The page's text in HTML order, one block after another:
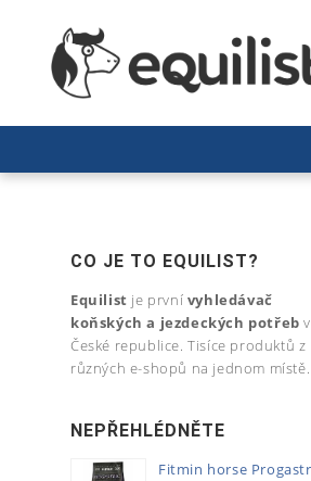
CO JE TO EQUILIST?
Equilist je první vyhledávač
koňských a jezdeckých potřeb v
České republice. Tisíce produktů z
různých e-shopů na jednom místě.
NEPŘEHLÉDNĚTE